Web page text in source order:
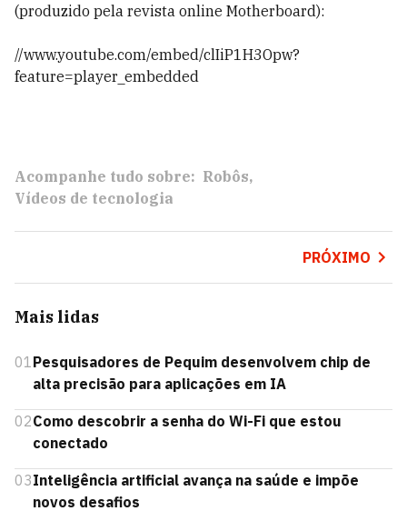
(produzido pela revista online Motherboard):
//www.youtube.com/embed/clIiP1H3Opw?
feature=player_embedded
Acompanhe tudo sobre: Robôs
Vídeos de tecnologia
PRÓXIMO
Mais lidas
01Pesquisadores de Pequim desenvolvem chip de
alta precisão para aplicações em IA
02Como descobrir a senha do Wi-Fi que estou
conectado
03Inteligência artificial avança na saúde e impõe
novos desafios